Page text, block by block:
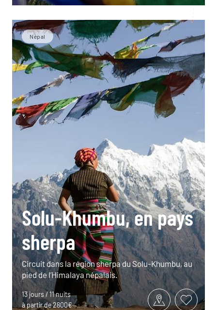
Népal
Solu-Khumbu, en pays
sherpa
Circuit dans la région sherpa du Solu-Khumbu, au
pied de l’Himalaya népalais.
13 jours / 11 nuits
à partir de 2800€